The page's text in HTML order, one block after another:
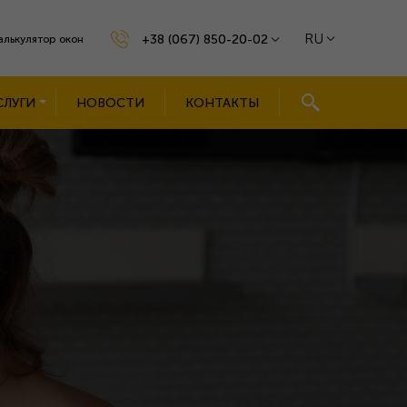
окон +38 (067) 850-20-02 RU
НОВОСТИ КОНТАКТЫ